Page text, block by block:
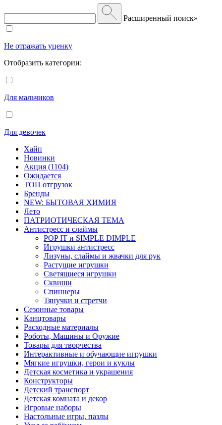
Расширенный поиск»
Не отражать уценку
Отобразить категории:
Для мальчиков
Для девочек
Хайп
Новинки
Акция (1104)
Ожидается
ТОП отгрузок
Бренды
NEW: БЫТОВАЯ ХИМИЯ
Лето
ПАТРИОТИЧЕСКАЯ ТЕМА
Антистресс и слаймы
POP IT и SIMPLE DIMPLE
Игрушки антистресс
Лизуны, слаймы и жвачки для рук
Растущие игрушки
Светящиеся игрушки
Сквиши
Спиннеры
Тянучки и стретчи
Сезонные товары
Канцтовары
Расходные материалы
Роботы, Машины и Оружие
Товары для творчества
Интерактивные и обучающие игрушки
Мягкие игрушки, герои и куклы
Детская косметика и украшения
Конструкторы
Детский транспорт
Детская комната и декор
Игровые наборы
Настольные игры, пазлы